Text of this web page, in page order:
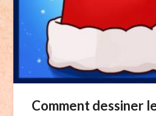
Comment dessiner